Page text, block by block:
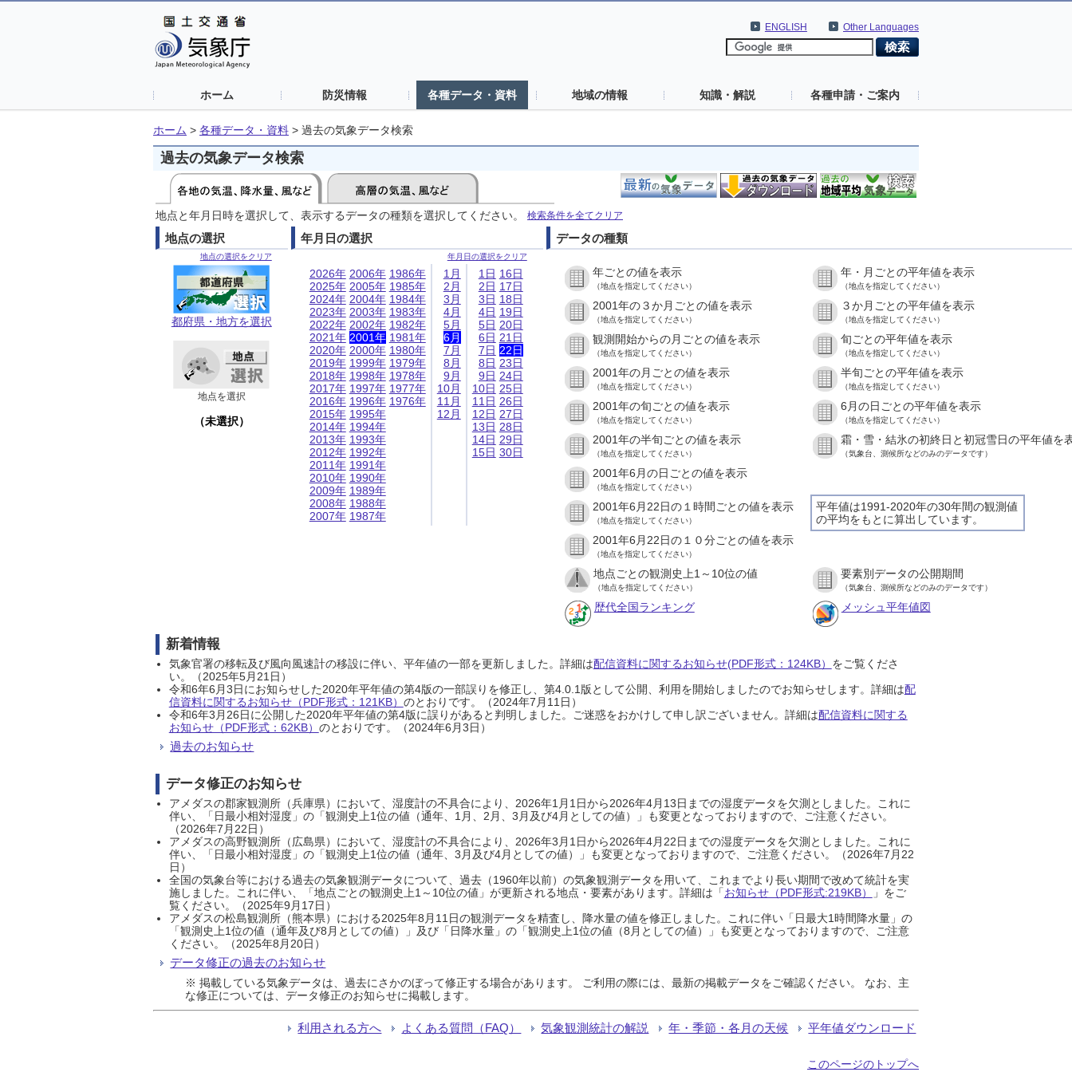
Other Languages
ENGLISH
ホーム 防災情報 各種データ・資料 地域の情報 知識・解説 各種申請・ご案内
ホーム > 各種データ・資料 > 過去の気象データ検索
過去の気象データ検索
地点と年月日時を選択して、表示するデータの種類を選択してください。 検索条件を全てクリア
地点の選択
地点の選択をクリア
都府県・地方を選択
地点を選択
（未選択）
年月日の選択
年月日の選択をクリア
2026年
2025年
2024年
2023年
2022年
2021年
2020年
2019年
2018年
2017年
2016年
2015年
2014年
2013年
2012年
2011年
2010年
2009年
2008年
2007年
2006年
2005年
2004年
2003年
2002年
2001年
2000年
1999年
1998年
1997年
1996年
1995年
1994年
1993年
1992年
1991年
1990年
1989年
1988年
1987年
1986年
1985年
1984年
1983年
1982年
1981年
1980年
1979年
1978年
1977年
1976年
1月
2月
3月
4月
5月
6月
7月
8月
9月
10月
11月
12月
1日
2日
3日
4日
5日
6日
7日
8日
9日
10日
11日
12日
13日
14日
15日
16日
17日
18日
19日
20日
21日
22日
23日
24日
25日
26日
27日
28日
29日
30日
データの種類
年ごとの値を表示
（地点を指定してください）
年・月ごとの平年値を表示
（地点を指定してください）
2001年の３か月ごとの値を表示
（地点を指定してください）
３か月ごとの平年値を表示
（地点を指定してください）
観測開始からの月ごとの値を表示
（地点を指定してください）
旬ごとの平年値を表示
（地点を指定してください）
2001年の月ごとの値を表示
（地点を指定してください）
半旬ごとの平年値を表示
（地点を指定してください）
2001年の旬ごとの値を表示
（地点を指定してください）
6月の日ごとの平年値を表示
（地点を指定してください）
2001年の半旬ごとの値を表示
（地点を指定してください）
霜・雪・結氷の初終日と初冠雪日の平年値を
（気象台、測候所などのみのデータです）
2001年6月の日ごとの値を表示
（地点を指定してください）
平年値は1991-2020年の30年間の観測値
の平均をもとに算出しています。
2001年6月22日の１時間ごとの値を表示
（地点を指定してください）
2001年6月22日の１０分ごとの値を表示
（地点を指定してください）
地点ごとの観測史上1～10位の値
（地点を指定してください）
要素別データの公開期間
（気象台、測候所などのみのデータです）
歴代全国ランキング メッシュ平年値図
新着情報
気象官署の移転及び風向風速計の移設に伴い、平年値の一部を更新しました。詳細は配信資料に関するお知らせ(PDF形式：124KB） をご覧くださ
い。（2025年5月21日）
令和6年6月3日にお知らせした2020年平年値の第4版の一部誤りを修正し、第4.0.1版として公開、利用を開始しましたのでお知らせします。詳細は配
信資料に関するお知らせ（PDF形式：121KB） のとおりです。（2024年7月11日）
令和6年3月26日に公開した2020年平年値の第4版に誤りがあると判明しました。ご迷惑をおかけして申し訳ございません。詳細は配信資料に関する
お知らせ（PDF形式：62KB） のとおりです。（2024年6月3日）
過去のお知らせ
データ修正のお知らせ
アメダスの郡家観測所（兵庫県）において、湿度計の不具合により、2026年1月1日から2026年4月13日までの湿度データを欠測としました。これに
伴い、「日最小相対湿度」の「観測史上1位の値（通年、1月、2月、3月及び4月としての値）」も変更となっておりますので、ご注意ください。
（2026年7月22日）
アメダスの高野観測所（広島県）において、湿度計の不具合により、2026年3月1日から2026年4月22日までの湿度データを欠測としました。これに
伴い、「日最小相対湿度」の「観測史上1位の値（通年、3月及び4月としての値）」も変更となっておりますので、ご注意ください。（2026年7月22
日）
全国の気象台等における過去の気象観測データについて、過去（1960年以前）の気象観測データを用いて、これまでより長い期間で改めて統計を実
施しました。これに伴い、「地点ごとの観測史上1～10位の値」が更新される地点・要素があります。詳細は「お知らせ（PDF形式:219KB）
」をご
覧ください。（2025年9月17日）
アメダスの松島観測所（熊本県）における2025年8月11日の観測データを精査し、降水量の値を修正しました。これに伴い「日最大1時間降水量」の
「観測史上1位の値（通年及び8月としての値）」及び「日降水量」の「観測史上1位の値（8月としての値）」も変更となっておりますので、ご注意
ください。（2025年8月20日）
データ修正の過去のお知らせ
※ 掲載している気象データは、過去にさかのぼって修正する場合があります。 ご利用の際には、最新の掲載データをご確認ください。 なお、主
な修正については、データ修正のお知らせに掲載します。
利用される方へ よくある質問（FAQ） 気象観測統計の解説 年・季節・各月の天候 平年値ダウンロード
このページのトップへ